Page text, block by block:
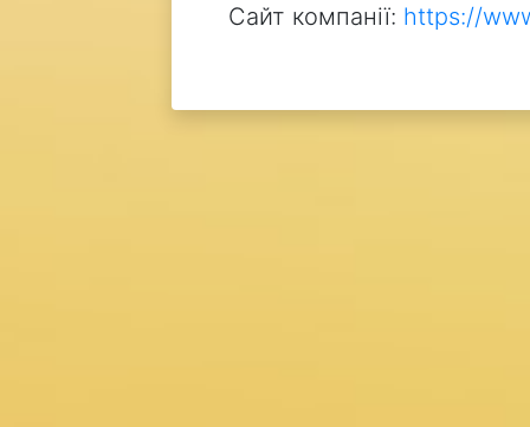
Сайт компанії: https://